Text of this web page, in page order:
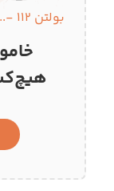
بولتن 112 -... دلتا کالج منتشر شد: